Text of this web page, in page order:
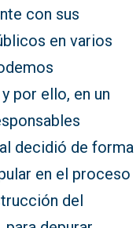
con sus
en varios
por ello, en un
decidió de forma
en el proceso
del